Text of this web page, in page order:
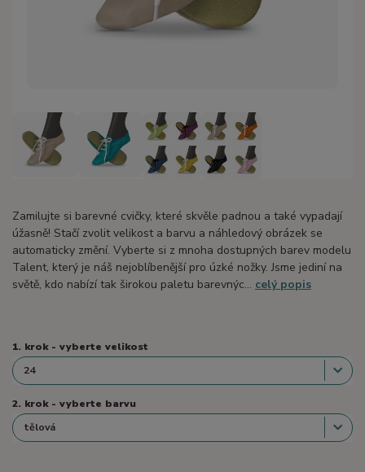
Zamilujte si barevné cvičky, které skvěle padnou a také vypadají
úžasně! Stačí zvolit velikost a barvu a náhledový obrázek se
automaticky změní. Vyberte si z mnoha dostupných barev modelu
Talent, který je náš nejoblíbenější pro úzké nožky. Jsme jediní na
světě, kdo nabízí tak širokou paletu barevnýc... celý popis
1. krok - vyberte velikost
2. krok - vyberte barvu